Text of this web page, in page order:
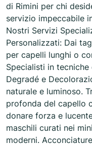
di Rimini per chi
servizio impeccabile
Nostri Servizi
Personalizzati: Dai
per capelli lunghi o
Specialisti in
Degradé e
naturale e luminoso.
profonda del capello
donare forza e
maschili curati nei
moderni.